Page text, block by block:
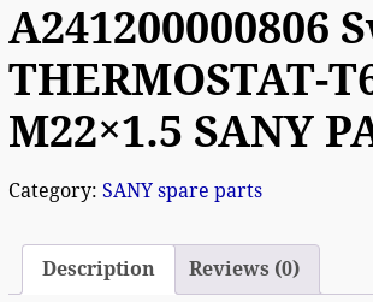
A241200000806
THERMOSTAT-
M22×1.5 SANY
Category: SANY spare parts
Description Reviews (0)